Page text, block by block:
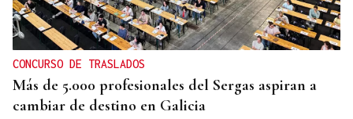
CONCURSO DE TRASLADOS
Más de 5.000 profesionales del Sergas aspiran a
cambiar de destino en Galicia